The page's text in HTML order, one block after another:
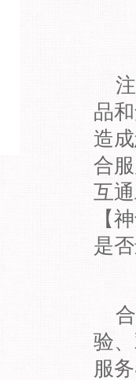
品
造
合
互
【
是
验
服